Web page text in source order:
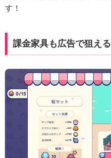
す！
課金家具も広告で狙える